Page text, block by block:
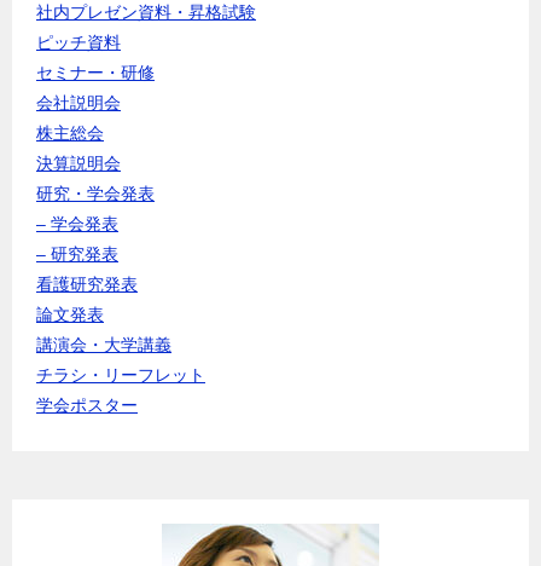
社内プレゼン資料・昇格試験
ピッチ資料
セミナー・研修
会社説明会
株主総会
決算説明会
研究・学会発表
– 学会発表
– 研究発表
看護研究発表
論文発表
講演会・大学講義
チラシ・リーフレット
学会ポスター